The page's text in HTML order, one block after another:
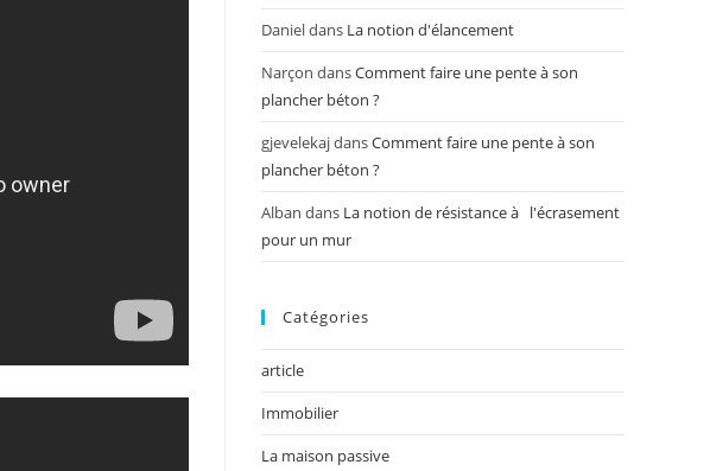
Danieldans La notion d'élancement
Narçon dansComment faire une pente à son
plancher béton ?
gjevelekajdansComment faire une pente à son
plancher béton ?
Alban dans La notion de résistance à l'écrasement
pour un mur
Catégories
article
Immobilier
La maison passive